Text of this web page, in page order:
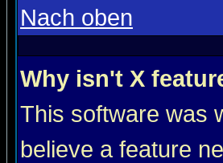
Nach oben
Why isn't X
This software was
believe a feature